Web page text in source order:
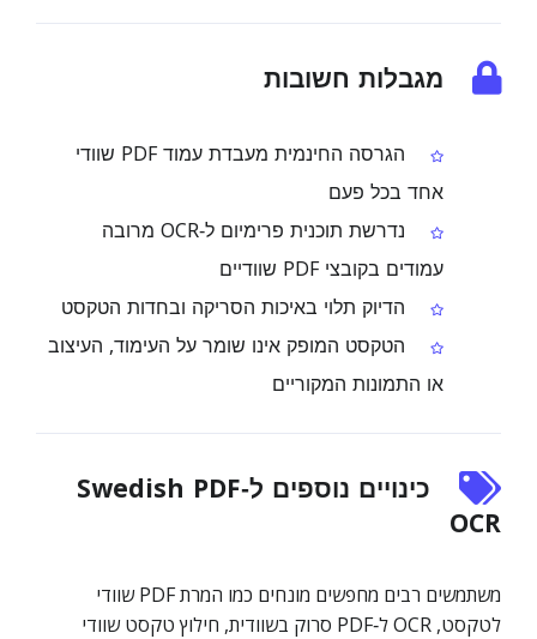
מגבלות חשובות
הגרסה החינמית מעבדת עמוד PDF שוודי
אחד בכל פעם
נדרשת תוכנית פרימיום ל‑OCR מרובה
עמודים בקובצי PDF שוודיים
הדיוק תלוי באיכות הסריקה ובחדות הטקסט
הטקסט המופק אינו שומר על העימוד, העיצוב
או התמונות המקוריים
כינויים נוספים ל‑Swedish PDF
OCR
משתמשים רבים מחפשים מונחים כמו המרת PDF שוודי
לטקסט, OCR ל‑PDF סרוק בשוודית, חילוץ טקסט שוודי